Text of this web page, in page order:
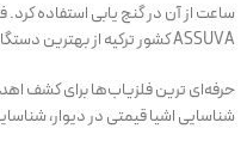
ساعت از آن در گنج یابی استفاده
ASSUVA کشور ترکیه از بهترین دستگاه‌ها و
حرفه‌ای ترین فلزیاب‌ها برای کشف
شناسایی اشیا قیمتی در دیوار،